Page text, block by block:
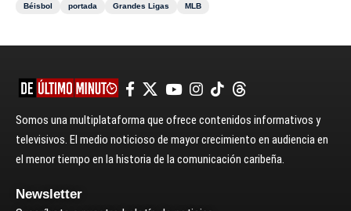
Béisbol
portada Grandes Ligas MLB
Somos una multiplataforma que ofrece contenidos informativos y
televisivos. El medio noticioso de mayor crecimiento en audiencia en
el menor tiempo en la historia de la comunicación caribeña.
Newsletter